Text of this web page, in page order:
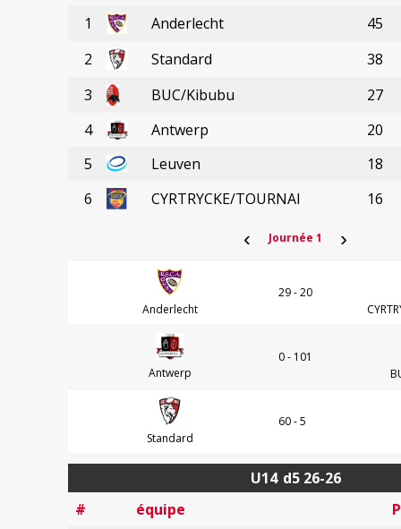
1
Anderlecht
45
2
Standard
38
3
BUC/Kibubu
27
4
Antwerp
20
5
Leuven
18
6
CYRTRYCKE/TOURNAI 16
‹ Journée 1 ›
Anderlecht
29 - 20
Antwerp
0 - 101
Standard
60 - 5
U14 d5 26-26
#
équipe